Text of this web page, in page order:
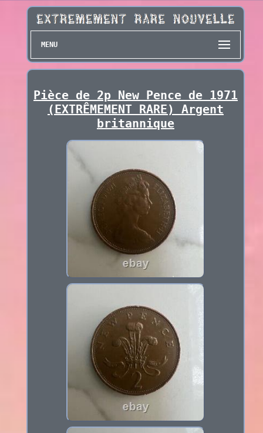
MENU
Pièce de 2p New Pence de 1971
(EXTRÊMEMENT RARE) Argent
britannique